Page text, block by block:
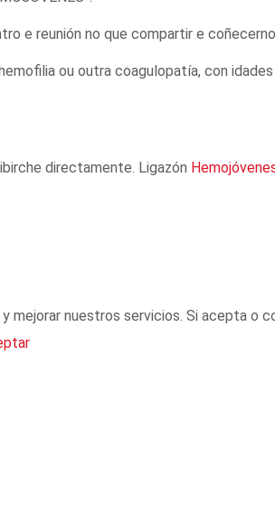
e reunión no que compartir e
ou outra coagulopatía, con
directamente. Ligazón
nuestros servicios. Si acepta o